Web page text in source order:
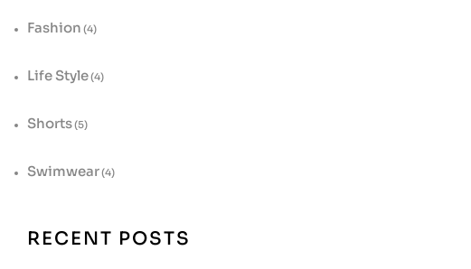
Fashion (4)
Life Style(4)
Shorts(5)
Swimwear(4)
RECENT POSTS